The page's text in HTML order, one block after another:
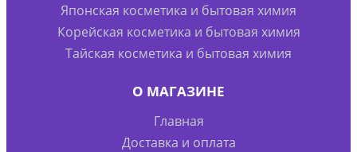
Японская косметика и бытовая химия
Корейская косметика и бытовая химия
Тайская косметика и бытовая химия
О МАГАЗИНЕ
Главная
Доставка и оплата